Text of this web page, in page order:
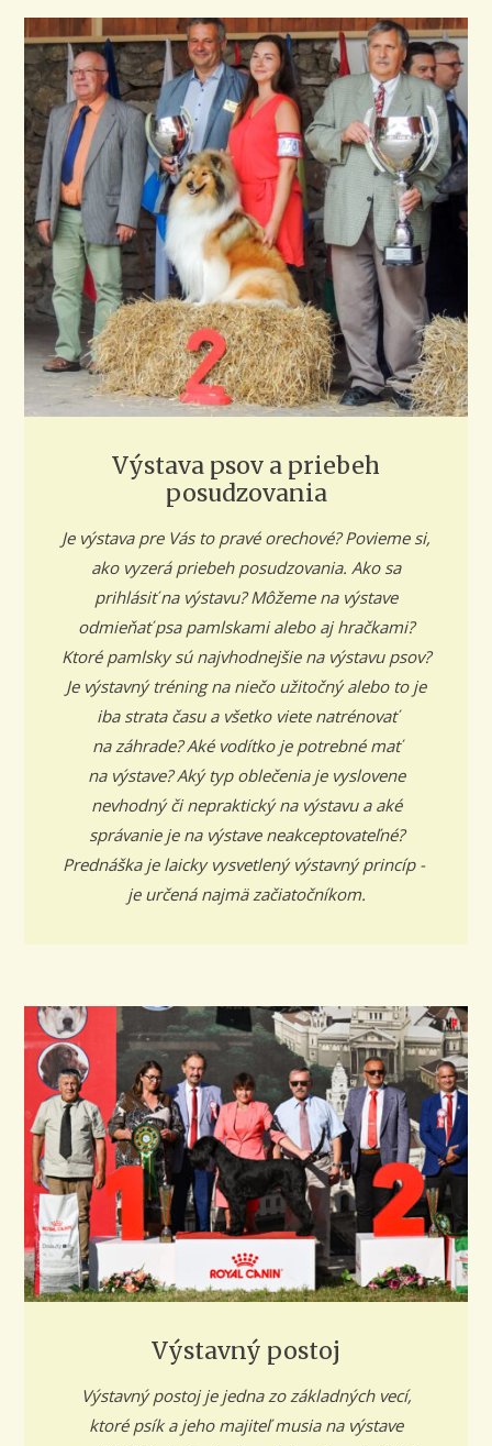
Výstava psov a priebeh
posudzovania
Je výstava pre Vás to pravé orechové? Povieme si,
ako vyzerá priebeh posudzovania. Ako sa
prihlásiť na výstavu? Môžeme na výstave
odmieňať psa pamlskami alebo aj hračkami?
Ktoré pamlsky sú najvhodnejšie na výstavu psov?
Je výstavný tréning na niečo užitočný alebo to je
iba strata času a všetko viete natrénovať
na záhrade? Aké vodítko je potrebné mať
na výstave? Aký typ oblečenia je vyslovene
nevhodný či nepraktický na výstavu a aké
správanie je na výstave neakceptovateľné?
Prednáška je laicky vysvetlený výstavný princíp -
je určená najmä začiatočníkom.
Výstavný postoj
Výstavný postoj je jedna zo základných vecí,
ktoré psík a jeho majiteľ musia na výstave